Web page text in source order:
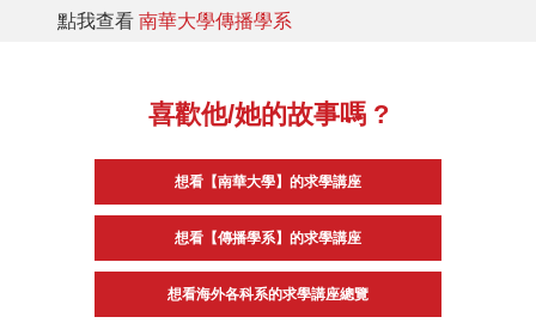
點我查看 南華大學傳播學系
喜歡他/她的故事嗎 ?
想看【南華大學】的求學講座
想看【傳播學系】的求學講座
想看海外各科系的求學講座總覽